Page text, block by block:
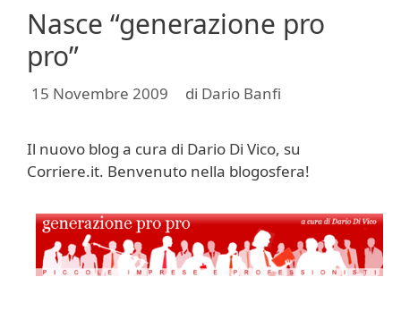
Nasce “generazione pro
pro”
15 Novembre 2009 di Dario Banfi
Il nuovo blog a cura di Dario Di Vico, su
Corriere.it. Benvenuto nella blogosfera!